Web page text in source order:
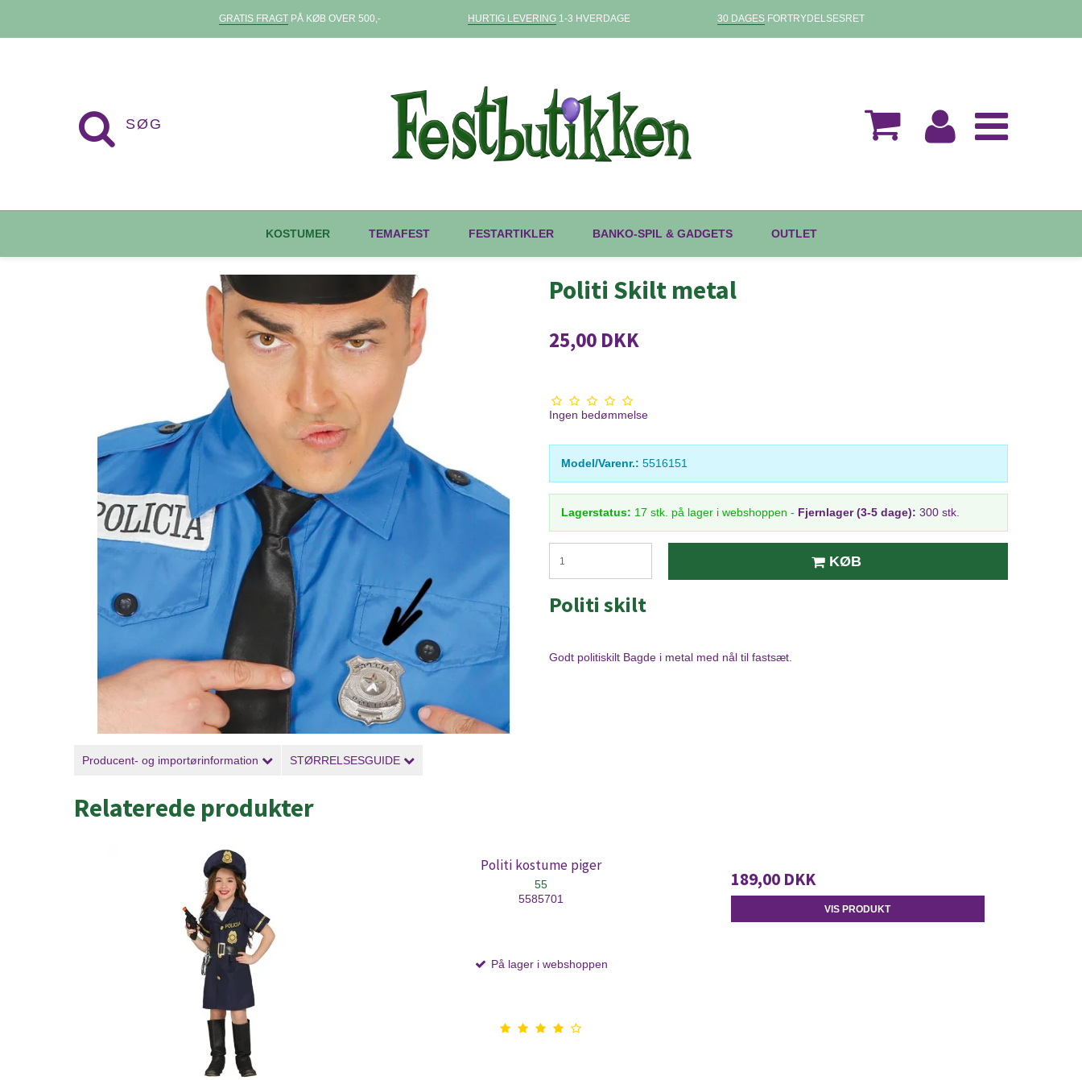
GRATIS FRAGTPÅ KØB OVER 500,- HURTIG LEVERING1-3 HVERDAGE 30 DAGESFORTRYDELSESRET
KOSTUMER TEMAFEST FESTARTIKLER BANKO-SPIL & GADGETS OUTLET
Producent- og importørinformation STØRRELSESGUIDE
Politi Skilt metal
25,00 DKK
Ingen bedømmelse
Model/Varenr.: 5516151
Lagerstatus: 17 stk. på lager i webshoppen - Fjernlager (3-5 dage): 300 stk.
KØB
Politi skilt
Godt politiskilt Bagde i metal med nål til fastsæt.
Relaterede produkter
Politi kostume piger
55
5585701
På lager i webshoppen
189,00 DKK
VIS PRODUKT